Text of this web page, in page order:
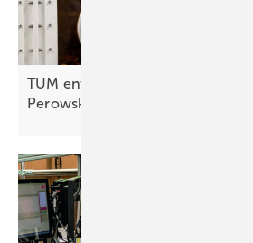
TUM entschlüsselt
Perowskitzellen